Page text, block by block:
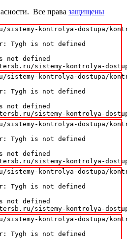
Все права защищены
sistemy-kontrolya-dostupa/
Tygh is not defined
not defined
sistemy-kontrolya-
sistemy-kontrolya-dostupa/
Tygh is not defined
not defined
sistemy-kontrolya-
sistemy-kontrolya-dostupa/
Tygh is not defined
not defined
sistemy-kontrolya-
sistemy-kontrolya-dostupa/
Tygh is not defined
not defined
sistemy-kontrolya-
sistemy-kontrolya-dostupa/
Tygh is not defined